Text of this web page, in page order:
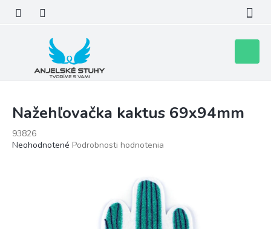
obsah
košík
Nažehľovačka kaktus 69x94mm
93826
Priemerné
Neohodnotené Podrobnosti hodnotenia